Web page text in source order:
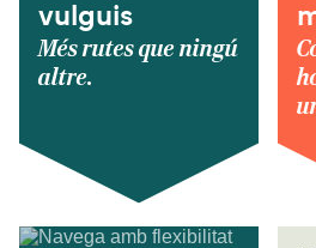
vulguis
Més rutes que ningú
altre.